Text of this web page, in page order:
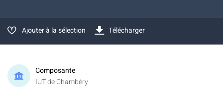
Ajouter à la sélection Télécharger
Composante
IUT de Chambéry